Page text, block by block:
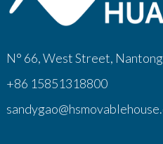
N° 66, West Street,
+86 15851318800